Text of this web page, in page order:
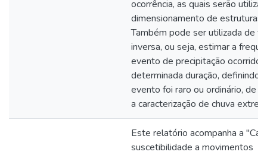
ocorrência, as quais serão
dimensionamento de estruturas
Também pode ser utilizada de
inversa, ou seja, estimar a
evento de precipitação ocorrido
determinada duração, definindo
evento foi raro ou ordinário, de
a caracterização de chuva
Este relatório acompanha a
suscetibilidade a movimentos